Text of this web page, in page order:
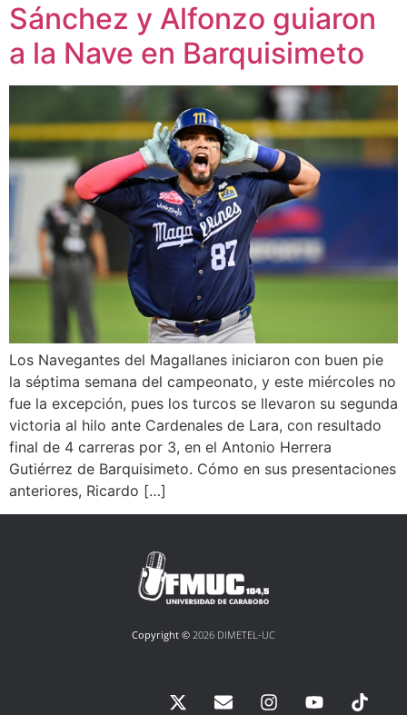
Sánchez y Alfonzo guiaron
a la Nave en Barquisimeto
Los Navegantes del Magallanes iniciaron con buen pie
la séptima semana del campeonato, y este miércoles no
fue la excepción, pues los turcos se llevaron su segunda
victoria al hilo ante Cardenales de Lara, con resultado
final de 4 carreras por 3, en el Antonio Herrera
Gutiérrez de Barquisimeto. Cómo en sus presentaciones
anteriores, Ricardo […]
Copyright © 2026 DIMETEL-UC